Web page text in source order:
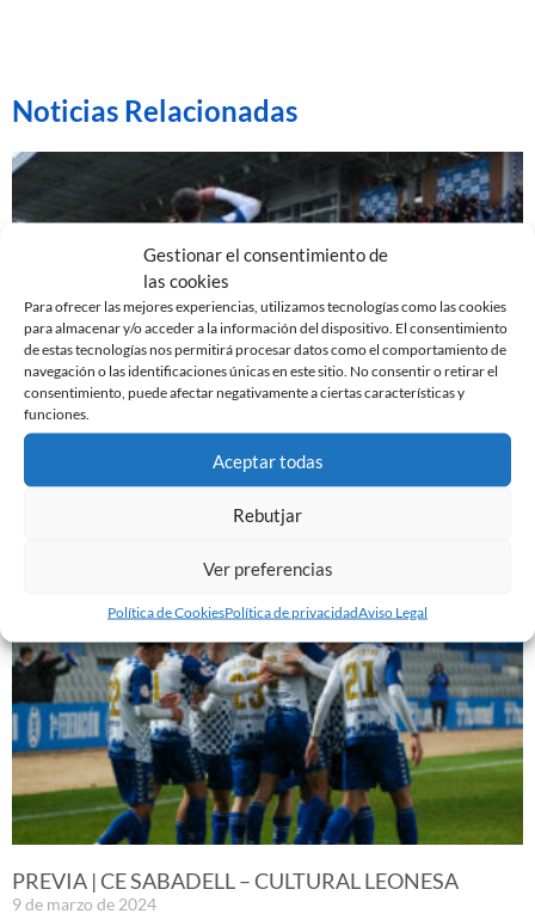
Gestionar el consentimiento de
las cookies
Para ofrecer las mejores experiencias, utilizamos tecnologías como las cookies
para almacenar y/o acceder a la información del dispositivo. El consentimiento
de estas tecnologías nos permitirá procesar datos como el comportamiento de
navegación o las identificaciones únicas en este sitio. No consentir o retirar el
consentimiento, puede afectar negativamente a ciertas características y
funciones.
Aceptar todas
Rebutjar
Ver preferencias
Política de CookiesPolítica de privacidadAviso Legal
Noticias Relacionadas
EL SABADELL EMPATA ANTE LA CULTURAL EN LA
10 de marzo de 2024
PREVIA | CE SABADELL – CULTURAL LEONESA
9 de marzo de 2024